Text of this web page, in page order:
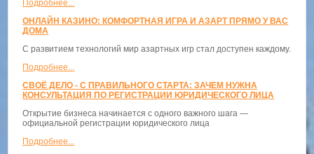
Подробнее...
ОНЛАЙН КАЗИНО: КОМФОРТНАЯ ИГРА И АЗАРТ ПРЯМО У ВАС
ДОМА
С развитием технологий мир азартных игр стал доступен каждому.
Подробнее...
СВОЁ ДЕЛО - С ПРАВИЛЬНОГО СТАРТА: ЗАЧЕМ НУЖНА
КОНСУЛЬТАЦИЯ ПО РЕГИСТРАЦИИ ЮРИДИЧЕСКОГО ЛИЦА
Открытие бизнеса начинается с одного важного шага —
официальной регистрации юридического лица
Подробнее...